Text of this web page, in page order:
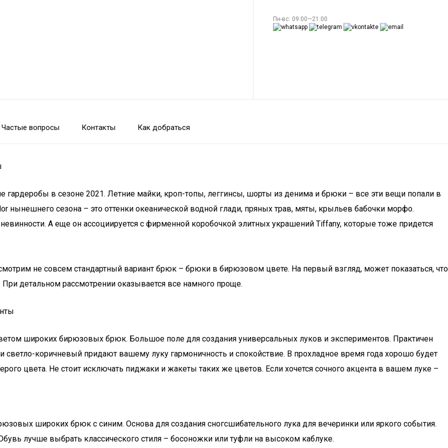
Пн-вс: 09:00—21:00
Частые вопросы Контакты Как добраться
гардеробы в сезоне 2021. Летние майки, кроп-топы, леггинсы, шорты из денима и брюки – все эти вещи попали в
нынешнего сезона – это оттенки океанической водной глади, пряных трав, мяты, крыльев бабочки морфо.
А еще он ассоциируется с фирменной коробочкой элитных украшений Tiffany, которые тоже придется
не совсем стандартный вариант брюк – брюки в бирюзовом цвете. На первый взгляд, может показаться, что
детальном рассмотрении оказывается все намного проще.
широких бирюзовых брюк. Большое поле для создания универсальных луков и экспериментов. Практичен
коричневый придают вашему луку гармоничность и спокойствие. В прохладное время года хорошо будет
цвета. Не стоит исключать пиджаки и жакеты таких же цветов. Если хочется сочного акцента в вашем луке –
широких брюк с синим. Основа для создания сногсшибательного лука для вечеринки или яркого события.
лучше выбрать классического стиля – босоножки или туфли на высоком каблуке.